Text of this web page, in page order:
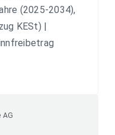
(2025-2034),
KESt) |
AG